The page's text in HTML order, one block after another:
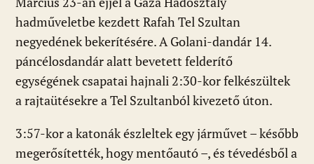
hadműveletbe kezdett Rafah Tel Szultan
negyedének bekerítésére. A Golani-dandár 14.
páncélosdandár alatt bevetett felderítő
egységének csapatai hajnali 2:30-kor felkészültek
a rajtaütésekre a Tel Szultanból kivezető úton.
3:57-kor a katonák észleltek egy járművet – később
megerősítették, hogy mentőautó –, és tévedésből a